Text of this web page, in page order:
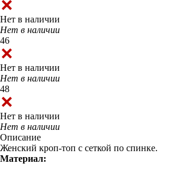
Нет в наличии
Нет в наличии
46
Нет в наличии
Нет в наличии
48
Нет в наличии
Нет в наличии
Описание
Женский кроп-топ с сеткой по спинке.
Материал: